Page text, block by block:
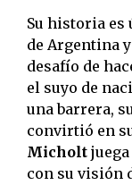
Su historia es
de Argentina
desafío de
el suyo de
una barrera,
convirtió en
Micholt
con su visión